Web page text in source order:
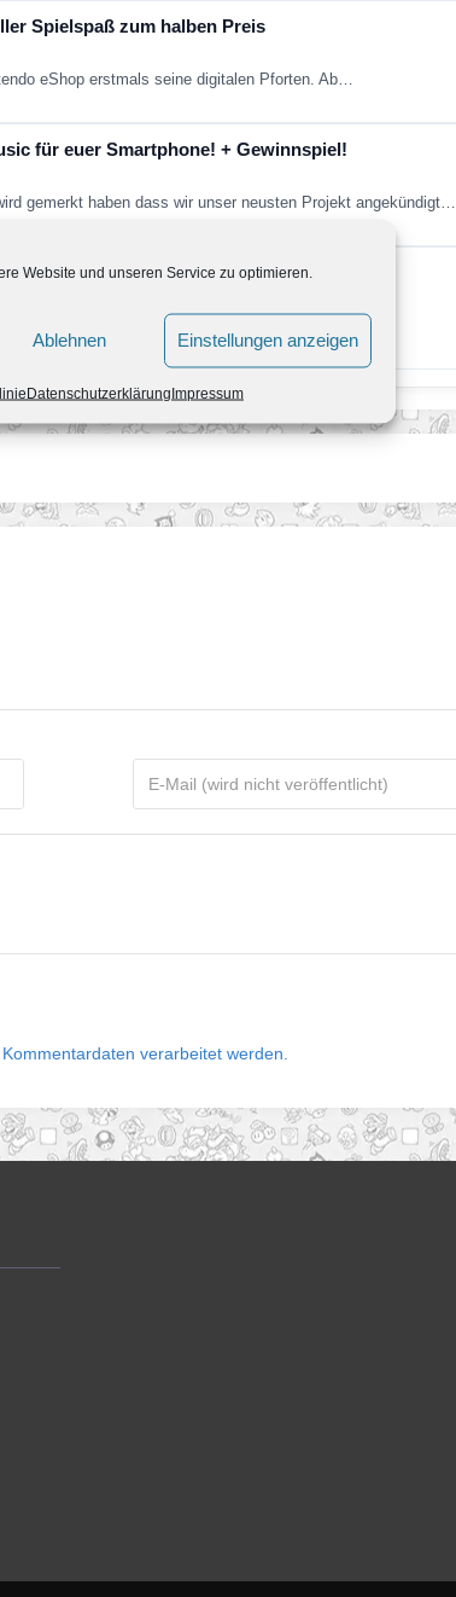
Website und unseren Service zu optimieren.
Ablehnen Einstellungen anzeigen
DatenschutzerklärungImpressum
Spielspaß zum halben Preis
eShop erstmals seine digitalen Pforten. Ab…
für euer Smartphone! + Gewinnspiel!
gemerkt haben dass wir unser neusten Projekt angekündigt…
als Download für Wii U geben wird. Den…
verarbeitet werden.